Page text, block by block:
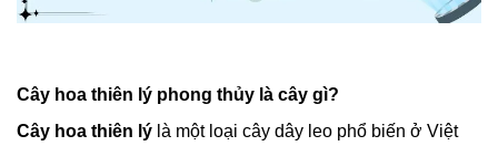
Cây hoa thiên lý phong thủy là cây gì?
Cây hoa thiên lý là một loại cây dây leo phổ biến ở Việt